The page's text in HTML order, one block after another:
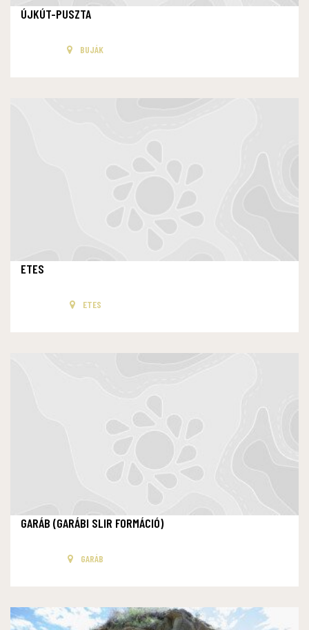
ÚJKÚT-PUSZTA
BUJÁK
ETES
ETES
GARÁB (GARÁBI SLIR FORMÁCIÓ)
GARÁB